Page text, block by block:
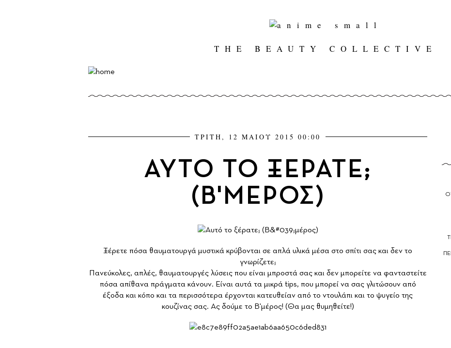
THE BEAUTY COLLECTIVE
ΤΡΙΤΗ, 12 ΜΑΙΟΥ 2015 00:00
ΑΥΤΟ ΤΟ ΞΕΡΑΤΕ;
(Β'ΜΕΡΟΣ)
Ξέρετε πόσα θαυματουργά μυστικά κρύβονται σε απλά υλικά μέσα στο σπίτι σας και δεν το
γνωρίζετε;
Πανεύκολες, απλές, θαυματουργές λύσεις που είναι μπροστά σας και δεν μπορείτε να φανταστείτε
πόσα απίθανα πράγματα κάνουν. Είναι αυτά τα μικρά tips, που μπορεί να σας γλιτώσουν από
έξοδα και κόπο και τα περισσότερα έρχονται κατευθείαν από το ντουλάπι και το ψυγείο της
κουζίνας σας. Ας δούμε το B'μέρος! (Θα μας θυμηθείτε!)